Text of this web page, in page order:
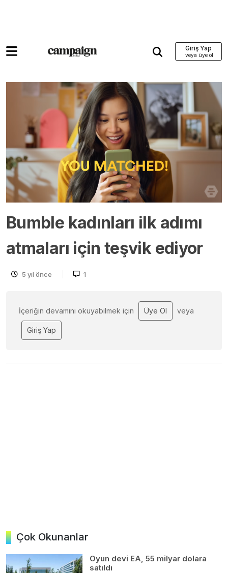
Giriş Yap
Bumble kadınları ilk adımı
atmaları için teşvik ediyor
5 yıl önce 1
İçeriğin devamını okuyabilmek için Üye Ol veya
Giriş Yap
Çok Okunanlar
Oyun devi EA, 55 milyar dolara
satıldı